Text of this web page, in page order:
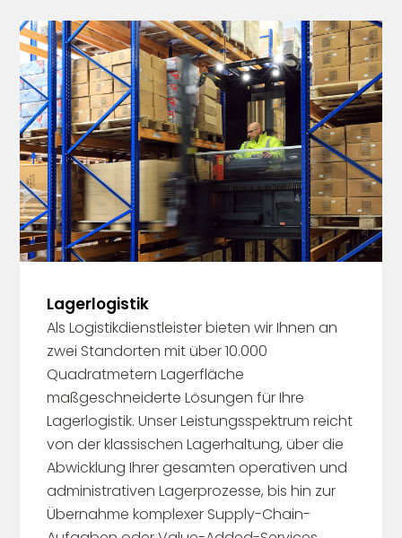
Lagerlogistik
Als Logistikdienstleister bieten wir Ihnen an
zwei Standorten mit über 10.000
Quadratmetern Lagerfläche
maßgeschneiderte Lösungen für Ihre
Lagerlogistik. Unser Leistungsspektrum reicht
von der klassischen Lagerhaltung, über die
Abwicklung Ihrer gesamten operativen und
administrativen Lagerprozesse, bis hin zur
Übernahme komplexer Supply-Chain-